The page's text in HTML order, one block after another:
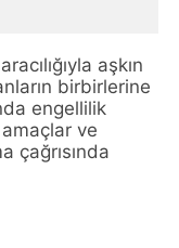
aşkın
birbirlerine
engellilik
ve
çağrısında